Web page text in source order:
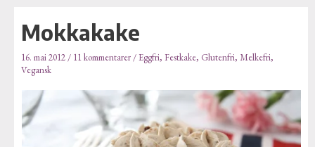
innholdet
Mokkakake
16. mai 2012 / 11 kommentarer /Eggfri, Festkake, Glutenfri, Melkefri,
Vegansk
navigation